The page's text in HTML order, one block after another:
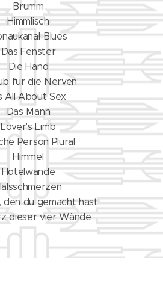
Brumm
Himmlisch
Blues
Das Fenster
Die Hand
für die Nerven
All About Sex
Das Mann
Lover's Limb
Person Plural
Himmel
Hotelwände
du gemacht hast
dieser vier Wände